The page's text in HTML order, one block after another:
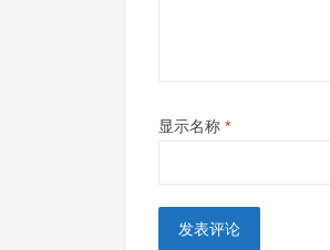
显示名称 *